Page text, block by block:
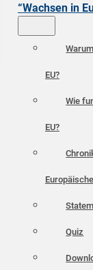
“Wachsen in
EU?
Wie
EU?
Quiz